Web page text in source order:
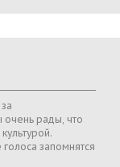
очень рады, что
запомнятся